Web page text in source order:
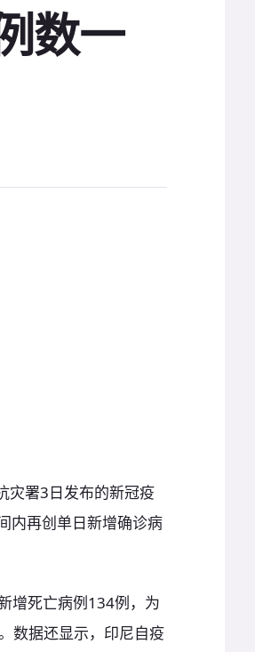
数一
灾署3日发布的新冠疫
内再创单日新增确诊病
增死亡病例134例，为
数据还显示，印尼自疫